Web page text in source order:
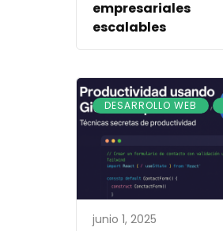
empresariales
escalables
DESARROLLO WEB ,
junio 1, 2025